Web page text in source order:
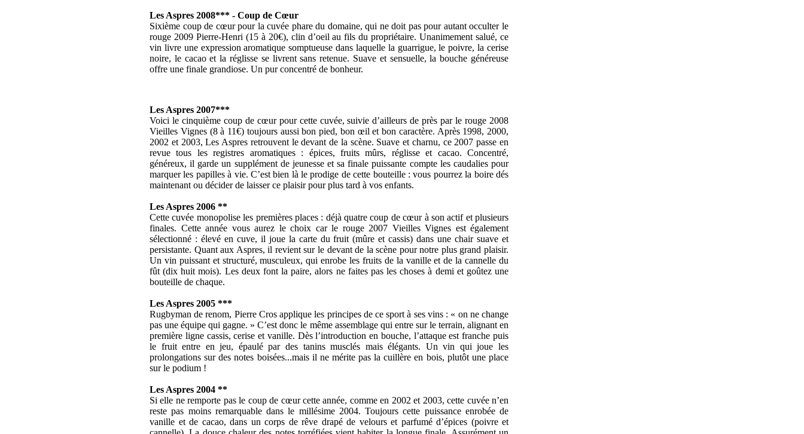
Les Aspres 2008*** - Coup de Cœur
Sixième coup de cœur pour la cuvée phare du domaine, qui ne doit pas pour autant occulter le
rouge 2009 Pierre-Henri (15 à 20€), clin d’oeil au fils du propriétaire. Unanimement salué, ce
vin livre une expression aromatique somptueuse dans laquelle la guarrigue, le poivre, la cerise
noire, le cacao et la réglisse se livrent sans retenue. Suave et sensuelle, la bouche généreuse
offre une finale grandiose. Un pur concentré de bonheur.
LesAspres 2007***
Voici le cinquième coup de cœurpour cette cuvée, suivie d’ailleurs de près par le rouge 2008
Vieilles Vignes (8 à 11€) toujours aussi bon pied, bon œilet bon caractère. Après 1998, 2000,
2002 et 2003, LesAspres retrouvent le devant de la scène. Suave et charnu, ce 2007 passe en
revue tous les registres aromatiques : épices, fruits mûrs, réglisse et cacao. Concentré,
généreux, il garde un supplément de jeunesse et sa finale puissante compte les caudaliespour
marquer les papilles à vie. C’est bien là le prodige de cette bouteille : vous pourrez la boire dés
maintenant ou décider de laisser ce plaisir pour plus tard à vos enfants.
LesAspres 2006 **
Cette cuvée monopolise les premières places : déjà quatre coup decœurà son actif et plusieurs
finales. Cette année vous aurez le choix car le rouge 2007 Vieilles Vignes est également
sélectionné : élevé en cuve, il joue la carte du fruit (mûre et cassis) dans une chair suave et
persistante. Quantaux Aspres, il revient sur le devant de la scène pour notre plus grand plaisir.
Un vin puissant et structuré,musculeux, qui enrobe les fruits de la vanille et de la cannelle du
fût (dix huit mois). Les deux font la paire, alors ne faites pas les choses à demi et goûtez une
bouteille de chaque.
LesAspres 2005 ***
Rugbyman de renom, Pierre Crosapplique les principes de ce sport à ses vins : « on ne change
pas une équipe qui gagne. » C’est donc le même assemblage qui entre sur le terrain, alignant en
première ligne cassis, cerise et vanille. Dès l’introduction en bouche, l’attaque est franche puis
le fruit entre en jeu, épaulé par des taninsmusclés mais élégants. Un vin qui joue les
prolongations sur des notes boisées...maisil ne mérite pas la cuillère en bois, plutôt une place
sur le podium !
LesAspres 2004 **
Si elle ne remporte pas le coup de cœurcette année, comme en 2002 et 2003, cette cuvée n’en
reste pas moins remarquable dans le millésime 2004. Toujours cette puissance enrobée de
vanille et de cacao, dans un corps de rêve drapé de velours et parfumé d’épices (poivre et